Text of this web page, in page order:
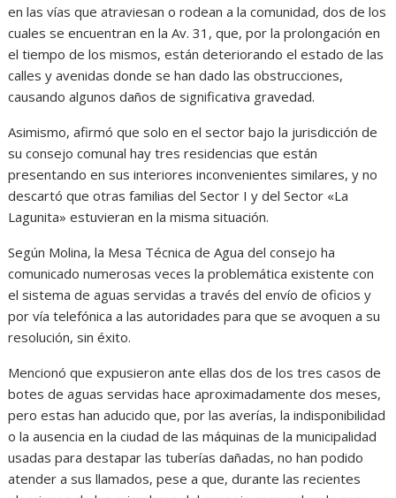
en las vías que atraviesan o rodean a la comunidad, dos de los
cuales se encuentran en la Av. 31, que, por la prolongación en
el tiempo de los mismos, están deteriorando el estado de las
calles y avenidas donde se han dado las obstrucciones,
causando algunos daños de significativa gravedad.
Asimismo, afirmó que solo en el sector bajo la jurisdicción de
su consejo comunal hay tres residencias que están
presentando en sus interiores inconvenientes similares, y no
descartó que otras familias del Sector I y del Sector «La
Lagunita» estuvieran en la misma situación.
Según Molina, la Mesa Técnica de Agua del consejo ha
comunicado numerosas veces la problemática existente con
el sistema de aguas servidas a través del envío de oficios y
por vía telefónica a las autoridades para que se avoquen a su
resolución, sin éxito.
Mencionó que expusieron ante ellas dos de los tres casos de
botes de aguas servidas hace aproximadamente dos meses,
pero estas han aducido que, por las averías, la indisponibilidad
o la ausencia en la ciudad de las máquinas de la municipalidad
usadas para destapar las tuberías dañadas, no han podido
atender a sus llamados, pese a que, durante las recientes